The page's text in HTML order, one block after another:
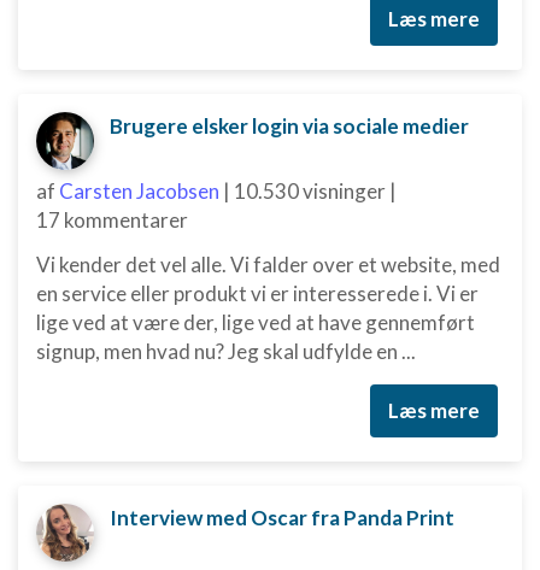
Læs mere
Brugere elsker login via sociale medier
af Carsten Jacobsen | 10.530 visninger |
17 kommentarer
Vi kender det vel alle. Vi falder over et website, med
en service eller produkt vi er interesserede i. Vi er
lige ved at være der, lige ved at have gennemført
signup, men hvad nu? Jeg skal udfylde en ...
Læs mere
Interview med Oscar fra Panda Print
Forstå målgrupper gennem statistikker eller
Bruge begrænsede oplysninger til at vælge
indhold
IAB Special Features:
Bruge præcise geografiske
placeringsoplysninger
Identificere enheder baseret på aktivt
anmodede oplysninger
Funktionel